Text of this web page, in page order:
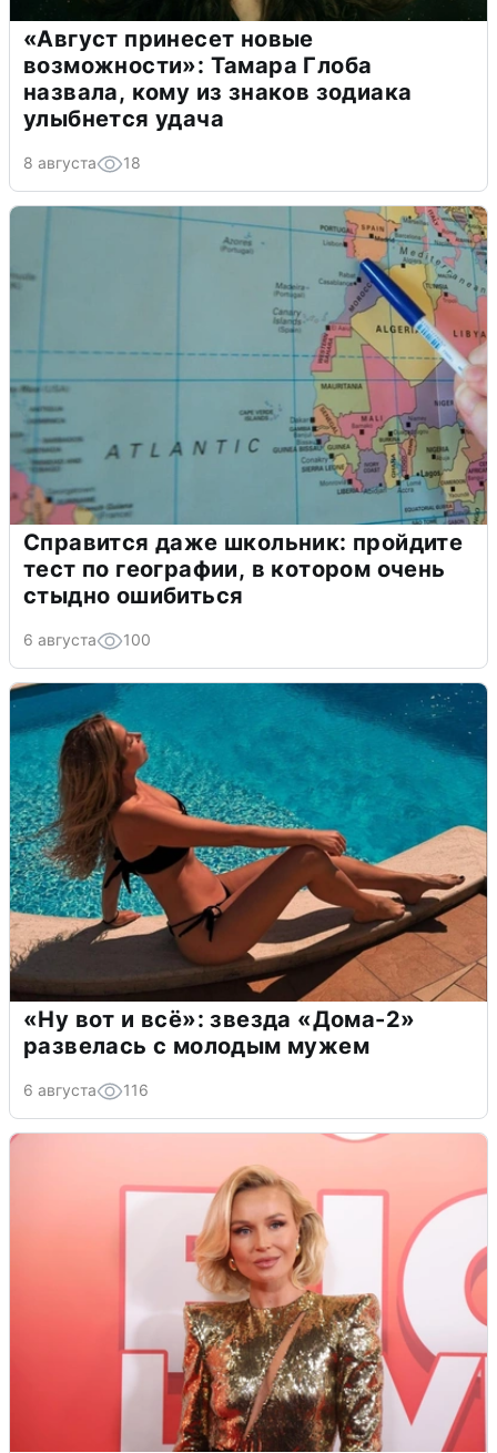
«Август принесет новые
возможности»: Тамара Глоба
назвала, кому из знаков зодиака
улыбнется удача
8 августа 18
Справится даже школьник: пройдите
тест по географии, в котором очень
стыдно ошибиться
6 августа 100
«Ну вот и всё»: звезда «Дома-2»
развелась с молодым мужем
6 августа 116